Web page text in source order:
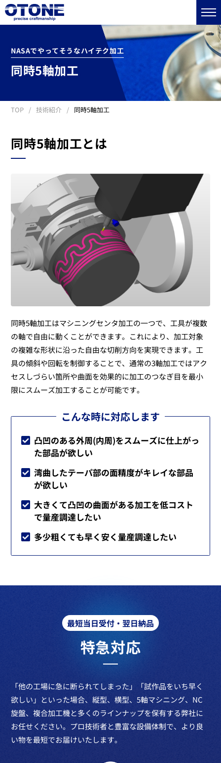
NASAでやってそうなハイテク加工
同時5軸加工
TOP 技術紹介 同時5軸加工
同時5軸加工とは
同時5軸加工はマシニングセンタ加工の一つで、工具が複数
の軸で自由に動くことができます。これにより、加工対象
の複雑な形状に沿った自由な切削方向を実現できます。工
具の傾斜や回転を制御することで、通常の3軸加工ではアク
セスしづらい箇所や曲面を効果的に加工のつなぎ目を最小
限にスムーズ加工することが可能です。
こんな時に対応します
凸凹のある外周(内周)をスムーズに仕上がっ
た部品が欲しい
湾曲したテーパ部の面精度がキレイな部品
が欲しい
大きくて凸凹の曲面がある加工を低コスト
で量産調達したい
多少粗くても早く安く量産調達したい
最短当日受付・翌日納品
特急対応
「他の工場に急に断られてしまった」「試作品をいち早く
欲しい」といった場合、縦型、横型、5軸マシニング、NC
旋盤、複合加工機と多くのラインナップを保有する弊社に
お任せください。プロ技術者と豊富な設備体制で、より良
い物を最短でお届けいたします。